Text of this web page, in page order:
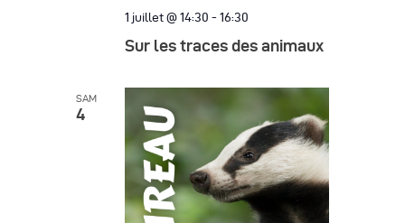
i
d
e
n
t
1 juillet @ 14:30 - 16:30
Sur les traces des animaux
SAM
4